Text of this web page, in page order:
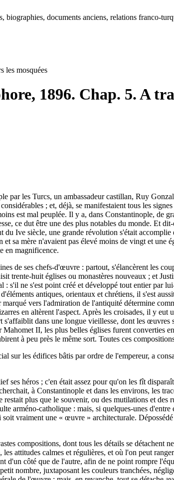
documents anciens, relations franco-
les mosquées
1896. Chap. 5. A
par les Turcs, un ambassadeur castillan, Ruy
; et, déjà, se manifestaient tous les
est mal peuplée. Il y a, dans Constantinople, de
ce dut être une des plus notables du monde. Et
du Ive siècle, une grande révolution s'était
sa mère n'avaient pas élevé moins de vingt et
en magnificence.
de ses chefs-d'œuvre : partout, s'élancèrent les
trente-huit églises ou monastères nouveaux ; et
s'il ne s'est point créé et développé tout entier par
antiques, orientaux et chrétiens, il s'est
vers l'admiration de l'antiquité détermine
en altèrent l'aspect. Après les croisades, il y
dans une longue vieillesse, dont les
II, les plus belles églises furent converties
à peu près le même sort. Toutes ces
sur les édifices bâtis par ordre de l'empereur, a
ses héros ; c'en était assez pour qu'on les fît
à Constantinople et dans les environs, les
plus que le souvenir, ou des mutilations et
arméno-catholique : mais, si quelques-unes
vraiment une « œuvre » architecturale.
compositions, dont tous les détails se détachent
attitudes calmes et régulières, et où l'on peut
d'un côté que de l'autre, afin de ne point rompre
nombre, juxtaposant les couleurs tranchées,